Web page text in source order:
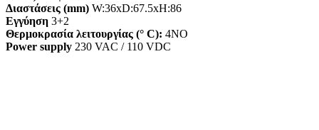
Διαστάσεις (mm) W:36хD:67.5хH:86
Εγγύηση 3+2
Θερμοκρασία λειτουργίας (° C): 4NO
Power supply 230 VAC / 110 VDC